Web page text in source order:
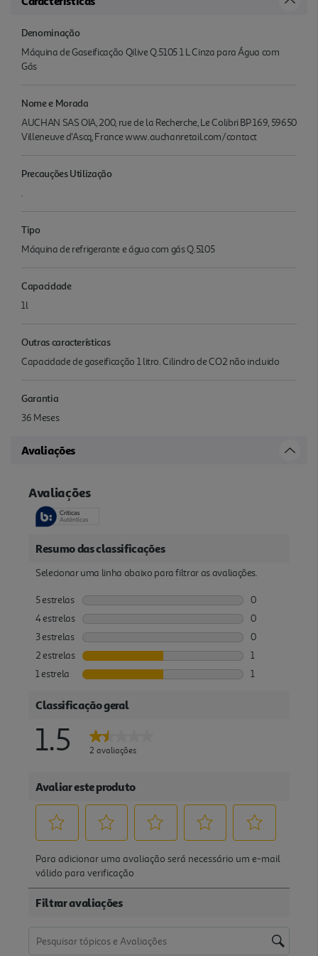
Denominação
Máquina de Gaseificação Qilive Q.5105 1 L Cinza para Água com
Gás
Nome e Morada
AUCHAN SAS OIA, 200, rue de la Recherche, Le Colibri BP 169, 59650
Villeneuve d'Ascq, France www.auchanretail.com/contact
Precauções Utilização
.
Tipo
Máquina de refrigerante e água com gás Q.5105
Capacidade
1l
Outras características
Capacidade de gaseificação 1 litro. Cilindro de CO2 não incluido
Garantia
36 Meses
Avaliações